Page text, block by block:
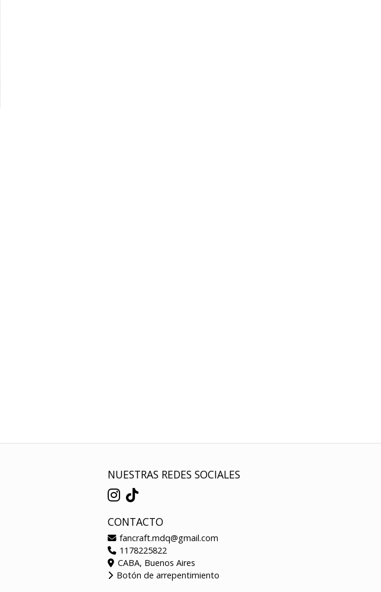
NUESTRAS REDES SOCIALES
CONTACTO
fancraft.mdq@gmail.com
1178225822
CABA, Buenos Aires
Botón de arrepentimiento